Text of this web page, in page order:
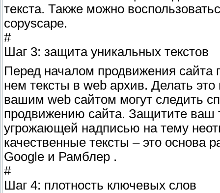
текста. Также можно
copyscape.
#
Шаг 3: защита уникальных текстов
Перед началом продвижения сайта
нем тексты в web архив. Делать
вашим web сайтом могут следить
продвижению сайта. Защитите ваш
угрожающей надписью на тему
качественные тексты – это основа
Google и Рамблер .
#
Шаг 4: плотность ключевых слов